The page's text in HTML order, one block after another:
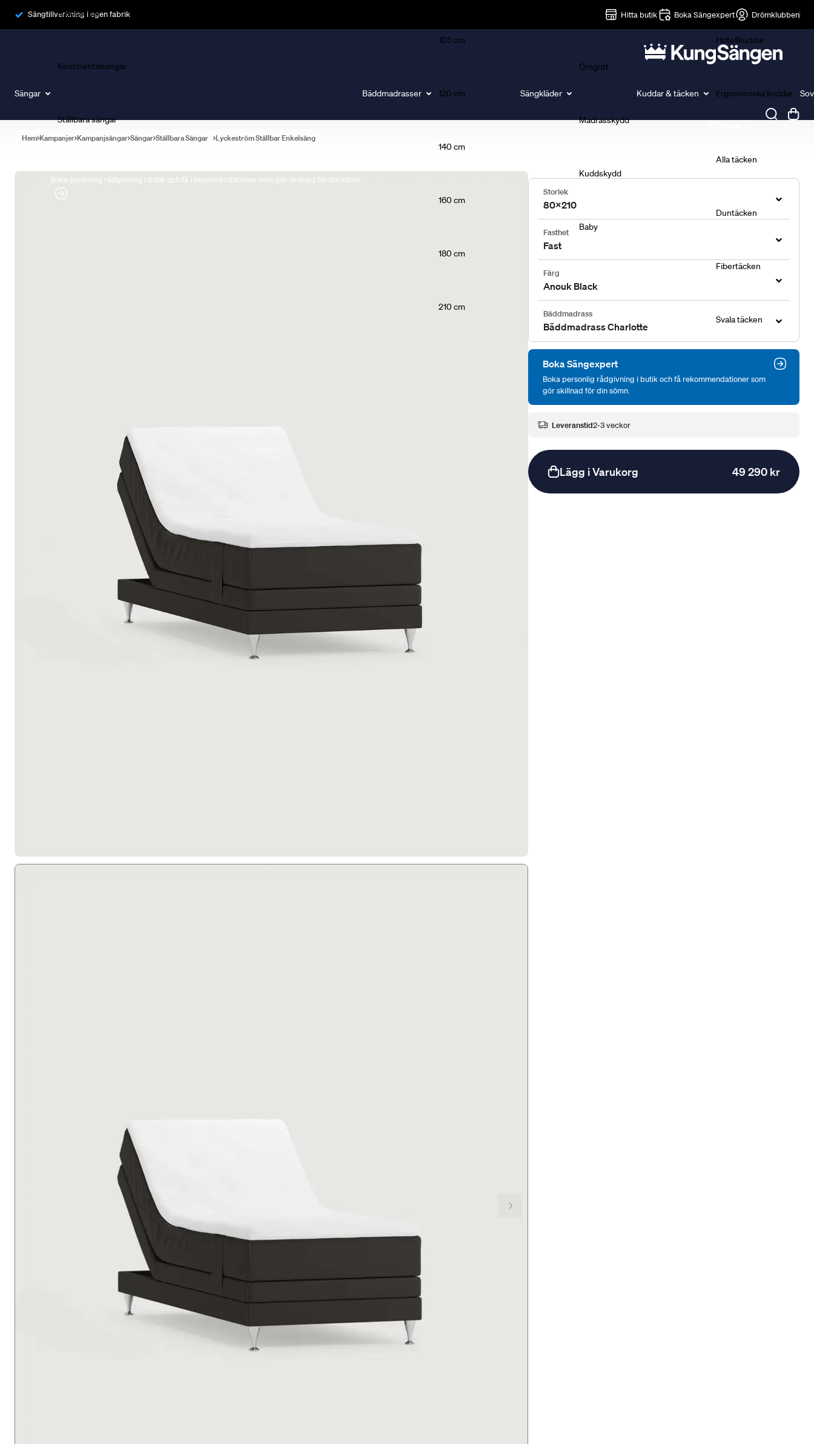
Sängtillverkning i egen fabrik Hitta butik Boka Sängexpert Drömklubben
Sängar
Ramsängar
Kontinentalsängar
Ställbara sängar
Boka personlig rådgivning i butik och få rekommendationer som gör skillnad för din sömn.
Bäddmadrasser
105 cm
120 cm
140 cm
160 cm
180 cm
210 cm
Sängkläder
Örngott
Madrasskydd
Kuddskydd
Baby
Kuddar & täcken
Hotellkuddar
Ergonomiska kuddar
Alla täcken
Duntäcken
Fibertäcken
Svala täcken
Hem Kampanjer Kampanjsängar Sängar Ställbara Sängar Lyckeström Ställbar Enkelsäng
Storlek
80x210
Fasthet
Fast
Färg
Anouk Black
Bäddmadrass
Bäddmadrass Charlotte
Boka Sängexpert
Boka personlig rådgivning i butik och få rekommendationer som
gör skillnad för din sömn.
Leveranstid2-3 veckor
Lägg i Varukorg 49 290 kr